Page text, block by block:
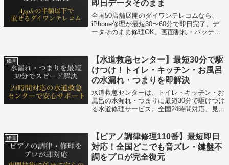
即日データそのまま
全国50店舗展開のダイワンテレコムなら、
iPhone修理が最短30〜60分で即日完了。デ
ータそのまま修理OK。画面割れ・バッテリ
修理
【水道救急センター】最短30分で駆
けつけ！トイレ・キッチン・お風呂
の水漏れ・つまりを即解決
水道救急センターは、トイレ・キッチン・お
風呂の水漏れ・つまりに最短30分で駆けつけ
る水道修理サービス。全国24時間対応、見積
修理
【ピアノ調律修理110番】最短即日
対応！全国どこでも音ズレ・鍵盤不
調をプロが完全復元